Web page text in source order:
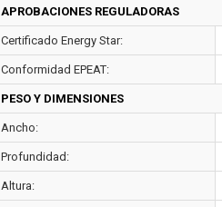
APROBACIONES REGULADORAS
Certificado Energy Star:
Conformidad EPEAT:
PESO Y DIMENSIONES
Ancho:
Profundidad:
Altura: